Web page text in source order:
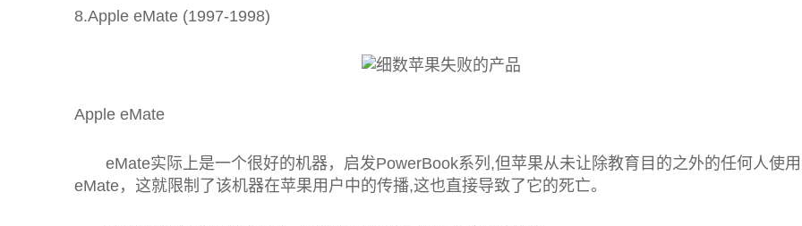
8.Apple eMate (1997-1998)
Apple eMate
eMate实际上是一个很好的机器，启发PowerBook系列,但苹果从未让除教育目的之外的任何人使用
eMate，这就限制了该机器在苹果用户中的传播,这也直接导致了它的死亡。